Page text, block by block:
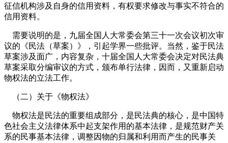
征信机构涉及自身的信用资料，有权要求修改与事实不符合的
信用资料。
需要说明的是，九届全国人大常委会第三十一次会议初次审
议的《民法（草案）》，引起学界一些批评。当然，鉴于民法
草案涉及面广，内容复杂，十届全国人大常委会决定对民法典
草案采取分编审议的方式，颁布单行法律，因而，又重新启动
物权法的立法工作。
（二）关于《物权法》
物权法是民法的重要组成部分，是民法典的核心，是中国特
色社会主义法律体系中起支架作用的基本法律，是规范财产关
系的民事基本法律，调整因物的归属和利用而产生的民事关